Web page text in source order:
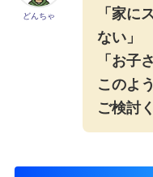
どんちゃ
「家に
ない」
「お子
このよ
ご検討